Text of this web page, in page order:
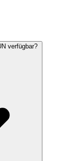
verfügbar?